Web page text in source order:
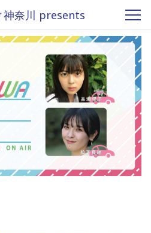
神奈川 presents
TRIP - Fm